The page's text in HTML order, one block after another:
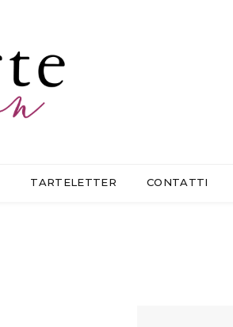
TARTELETTER CONTATTI